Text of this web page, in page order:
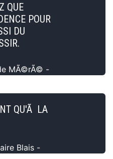
QUE
POUR
DU
MÃ©rÃ© -
QU'Ã LA
Blais -